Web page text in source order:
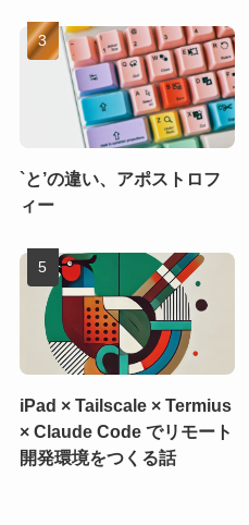
`と’の違い、アポストロフ
ィー
iPad × Tailscale × Termius
× Claude Code でリモート
開発環境をつくる話